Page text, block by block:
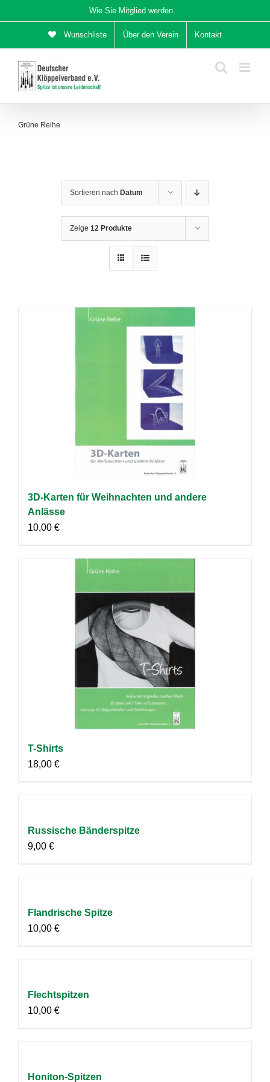
Inhalt
Wie Sie Mitglied werden…
Wunschliste Über den Verein Kontakt
Grüne Reihe
Sortieren nach Datum
Zeige 12 Produkte
3D-Karten für Weihnachten und andere
Anlässe
10,00 €
T-Shirts
18,00 €
Russische Bänderspitze
9,00 €
Flandrische Spitze
10,00 €
Flechtspitzen
10,00 €
Honiton-Spitzen